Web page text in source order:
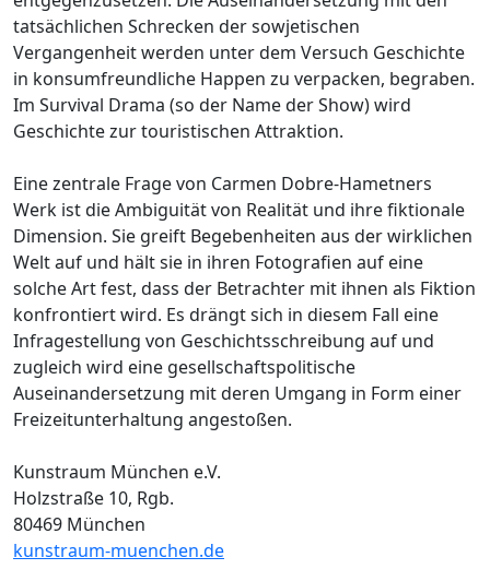
tatsächlichen Schrecken der sowjetischen
Vergangenheit werden unter dem Versuch Geschichte
in konsumfreundliche Happen zu verpacken, begraben.
Im Survival Drama (so der Name der Show) wird
Geschichte zur touristischen Attraktion.
Eine zentrale Frage von Carmen Dobre-Hametners
Werk ist die Ambiguität von Realität und ihre fiktionale
Dimension. Sie greift Begebenheiten aus der wirklichen
Welt auf und hält sie in ihren Fotografien auf eine
solche Art fest, dass der Betrachter mit ihnen als Fiktion
konfrontiert wird. Es drängt sich in diesem Fall eine
Infragestellung von Geschichtsschreibung auf und
zugleich wird eine gesellschaftspolitische
Auseinandersetzung mit deren Umgang in Form einer
Freizeitunterhaltung angestoßen.
Kunstraum München e.V.
Holzstraße 10, Rgb.
80469 München
kunstraum-muenchen.de